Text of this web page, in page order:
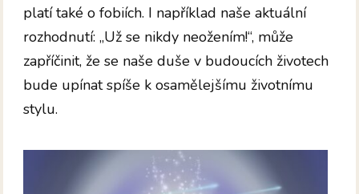
platí také o fobiích. I například naše aktuální
rozhodnutí: „Už se nikdy neožením!“, může
zapříčinit, že se naše duše v budoucích životech
bude upínat spíše k osamělejšímu životnímu
stylu.